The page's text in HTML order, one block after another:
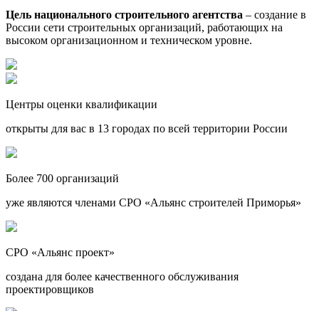
Цель национального строительного агентства – создание в
России сети строительных организаций, работающих на
высоком организационном и техническом уровне.
Центры оценки квалификации
открыты для вас в 13 городах по всей территории России
Более 700 организаций
уже являются членами СРО «Альянс строителей Приморья»
СРО «Альянс проект»
создана для более качественного обслуживания
проектировщиков